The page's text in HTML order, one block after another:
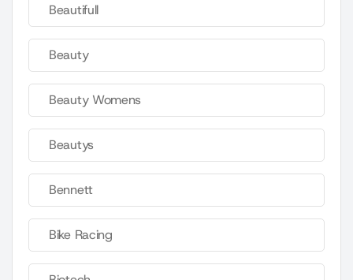
Beautifull
Beauty
Beauty Womens
Beautys
Bennett
Bike Racing